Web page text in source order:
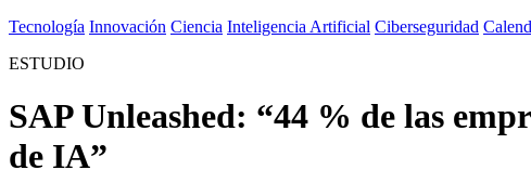
Tecnología Innovación Ciencia Inteligencia Artificial Ciberseguridad
ESTUDIO
SAP Unleashed: “44 % de las
de IA”